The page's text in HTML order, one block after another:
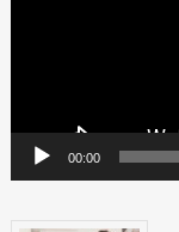
00:00